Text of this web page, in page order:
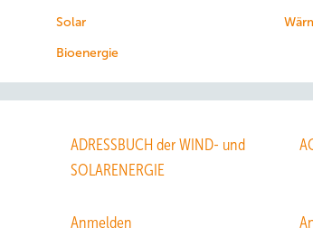
Solar
Bioenergie
ADRESSBUCH der WIND- und
SOLARENERGIE
Anmelden